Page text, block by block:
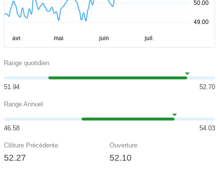
Range quotidien
51.94 52.70
Range Annuel
46.58 54.03
Clôture Précédente
52.27
Ouverture
52.10